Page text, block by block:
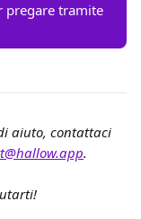
pregare tramite
aiuto, contattaci
.